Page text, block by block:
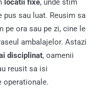
locatii fixe, unde stim
pus sau luat. Reusim sa
pe ora sau pe zi, cine le
ambalajelor. Astazi
disciplinat, oamenii
reusit sa isi
operationale.